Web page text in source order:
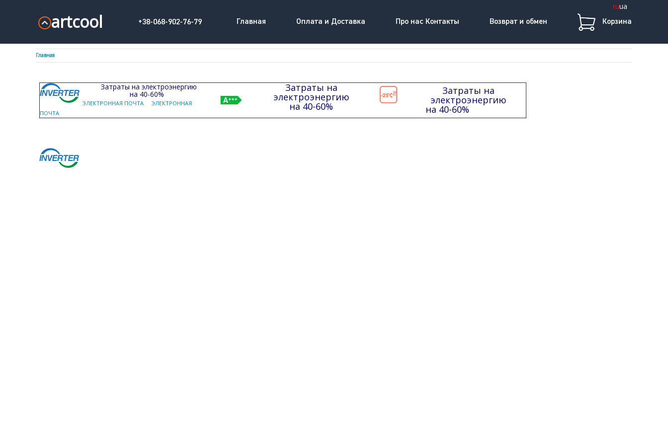
ruua
artcool +38-068-902-76-79 Главная Оплата и Доставка Про нас Контакты Возврат и обмен Корзина
Главная
Затраты на электроэнергию
на 40-60%
ЭЛЕКТРОННАЯ ПОЧТА
ЭЛЕКТРОННАЯ
ПОЧТА
Затраты на
электроэнергию
на 40-60%
Затраты на
электроэнергию
на 40-60%